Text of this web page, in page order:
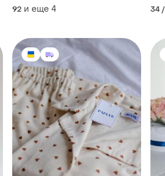
92 и еще 4 34